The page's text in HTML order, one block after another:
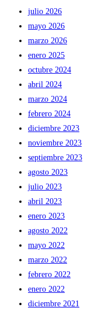
julio 2026
mayo 2026
marzo 2026
enero 2025
octubre 2024
abril 2024
marzo 2024
febrero 2024
diciembre 2023
noviembre 2023
septiembre 2023
agosto 2023
julio 2023
abril 2023
enero 2023
agosto 2022
mayo 2022
marzo 2022
febrero 2022
enero 2022
diciembre 2021